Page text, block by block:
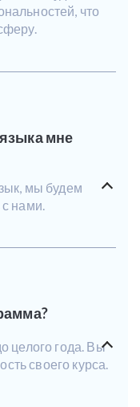
что
мне
мы будем
нами.
целого года. Вы
своего курса.